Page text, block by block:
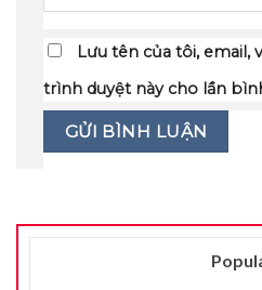
Lưu tên của tôi, email,
trình duyệt này cho lần